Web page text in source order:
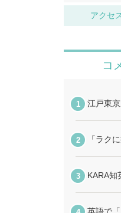
アクセ